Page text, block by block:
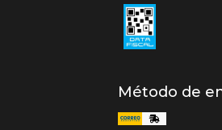
Método de